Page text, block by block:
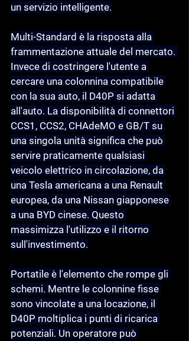
un servizio intelligente.
Multi-Standard è la risposta alla
frammentazione attuale del mercato.
Invece di costringere l'utente a
cercare una colonnina compatibile
con la sua auto, il D40P si adatta
all'auto. La disponibilità di connettori
CCS1, CCS2, CHAdeMO e GB/T su
una singola unità significa che può
servire praticamente qualsiasi
veicolo elettrico in circolazione, da
una Tesla americana a una Renault
europea, da una Nissan giapponese
a una BYD cinese. Questo
massimizza l'utilizzo e il ritorno
sull'investimento.
Portatile è l'elemento che rompe gli
schemi. Mentre le colonnine fisse
sono vincolate a una locazione, il
D40P moltiplica i punti di ricarica
potenziali. Un operatore può